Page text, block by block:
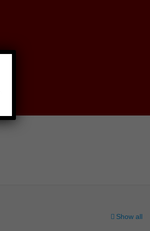
Show all